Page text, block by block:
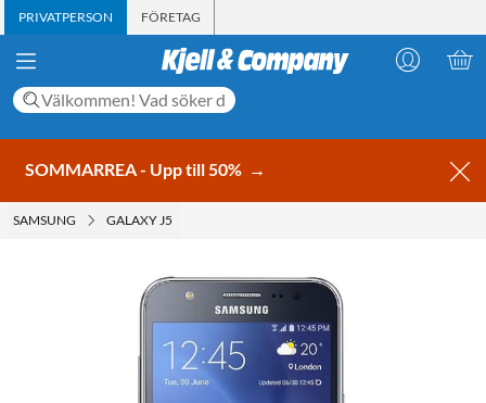
PRIVATPERSON FÖRETAG
SOMMARREA - Upp till 50% →
SAMSUNG GALAXY J5